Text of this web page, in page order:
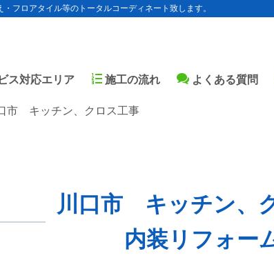
フロアタイル等のトータルコーディネート致します。
ス対応エリア 施工の流れ よくある質問
市 キッチン、クロス工事
川口市 キッチン、
内装リフォー